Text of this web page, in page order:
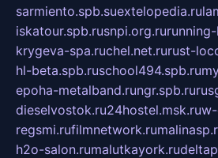
sarmiento.spb.suextelopedia.ru
iskatour.spb.rusnpi.org.ru
krygeva-spa.ruchel.net.rurust-
hl-beta.spb.ruschool494.spb.ru
epoha-metalband.rungr.spb.ru
dieselvostok.ru24hostel.msk.ru
regsmi.rufilmnetwork.ru
h2o-salon.rumalutkayork.ru